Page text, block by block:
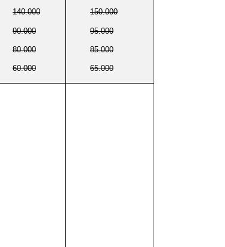
140.000
90.000
80.000
60.000
150.000
95.000
85.000
65.000